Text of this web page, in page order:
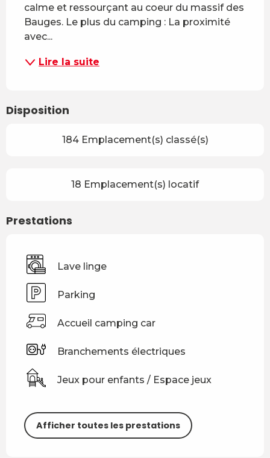
calme et ressourçant au coeur du massif des
Bauges. Le plus du camping : La proximité
avec...
Lire la suite
Disposition
184 Emplacement(s) classé(s)
18 Emplacement(s) locatif
Prestations
Lave linge
Parking
Accueil camping car
Branchements électriques
Jeux pour enfants / Espace jeux
Afficher toutes les prestations